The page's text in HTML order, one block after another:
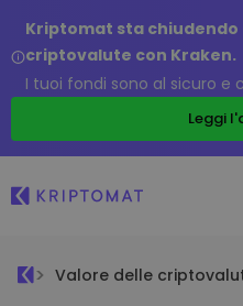
Kriptomat sta chiudendo
criptovalute con Kraken.
I tuoi fondi sono al sicuro
Leggi
Valore delle